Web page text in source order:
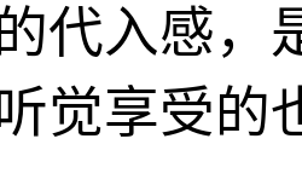
代入感，
觉享受的